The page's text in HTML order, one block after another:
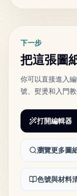
H6
下一步
把這張圖
你可以直接進入
號、熨燙和入門
打開編輯器
瀏覽更多圖
色號與材料